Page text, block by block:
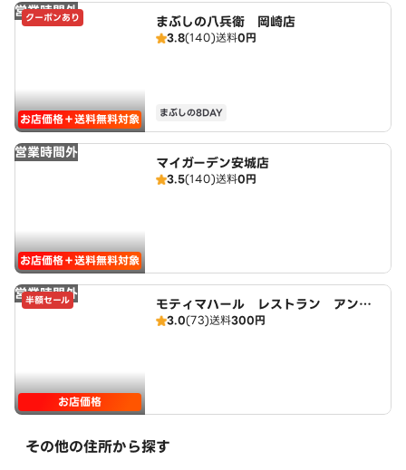
営業時間外
クーポンあり
お店価格＋送料無料対象
まぶしの八兵衛 岡崎店
3.8(140)送料0円
まぶしの8DAY
営業時間外
お店価格＋送料無料対象
マイガーデン安城店
3.5(140)送料0円
営業時間外
半額セール
お店価格
モティマハール レストラン アンド
バー
3.0(73)送料300円
その他の住所から探す